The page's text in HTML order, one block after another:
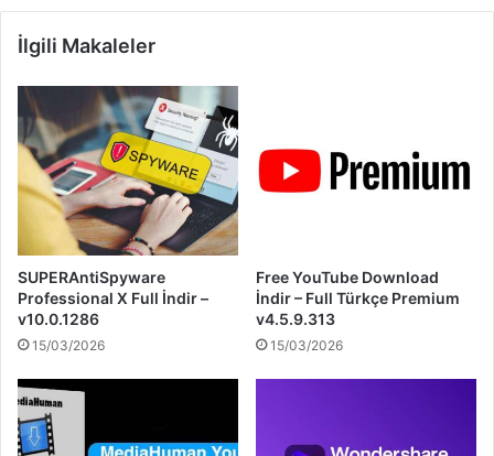
İlgili Makaleler
SUPERAntiSpyware
Professional X Full İndir –
v10.0.1286
15/03/2026
Free YouTube Download
İndir – Full Türkçe Premium
v4.5.9.313
15/03/2026